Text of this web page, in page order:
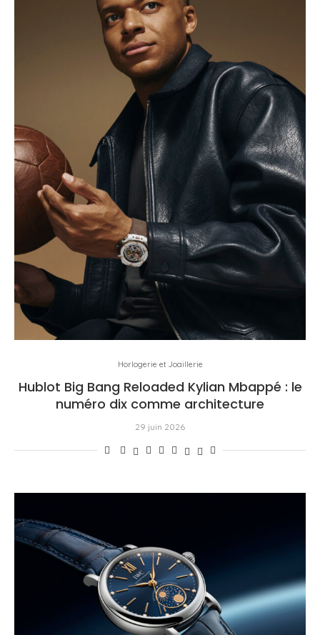
Horlogerie et Joaillerie
Hublot Big Bang Reloaded Kylian Mbappé : le
numéro dix comme architecture
29 juin 2026